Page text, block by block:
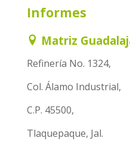
Informes
Matriz
Refinería No. 1324,
Col. Álamo Industrial,
C.P. 45500,
Tlaquepaque, Jal.